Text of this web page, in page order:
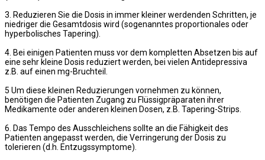
3. Reduzieren Sie die Dosis in immer kleiner werdenden Schritten, je
niedriger die Gesamtdosis wird (sogenanntes proportionales oder
hyperbolisches Tapering).
4. Bei einigen Patienten muss vor dem kompletten Absetzen bis auf
eine sehr kleine Dosis reduziert werden, bei vielen Antidepressiva
z.B. auf einen mg-Bruchteil.
5 Um diese kleinen Reduzierungen vornehmen zu können,
benötigen die Patienten Zugang zu Flüssigpräparaten ihrer
Medikamente oder anderen kleinen Dosen, z.B. Tapering-Strips.
6. Das Tempo des Ausschleichens sollte an die Fähigkeit des
Patienten angepasst werden, die Verringerung der Dosis zu
tolerieren (d.h. Entzugssymptome).